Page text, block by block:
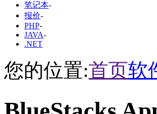
笔记本-
报价-
PHP-
JAVA-
.NET
您的位置:首页软